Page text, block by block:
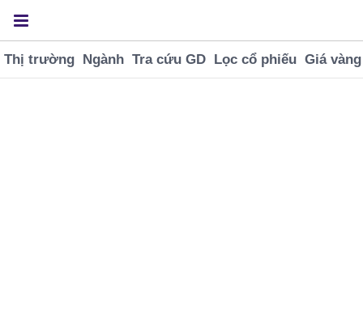
Thị trường Ngành Tra cứu GD Lọc cổ phiếu Giá vàng